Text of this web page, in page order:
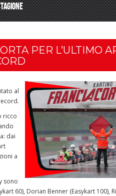
PER L’ULTIMO
al
ricco
dai
a
sono
60), Dorian Benner (Easykart 100),